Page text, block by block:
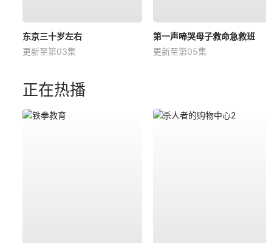
东京三十岁左右
更新至第03集
第一声啼哭母子救命急救班
更新至第05集
正在热播